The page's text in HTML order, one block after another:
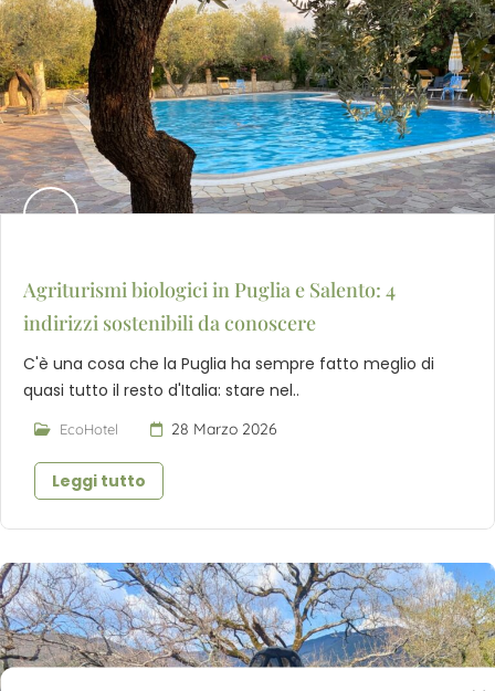
Agriturismi biologici in Puglia e Salento: 4
indirizzi sostenibili da conoscere
C'è una cosa che la Puglia ha sempre fatto meglio di
quasi tutto il resto d'Italia: stare nel..
EcoHotel 28 Marzo 2026
Leggi tutto